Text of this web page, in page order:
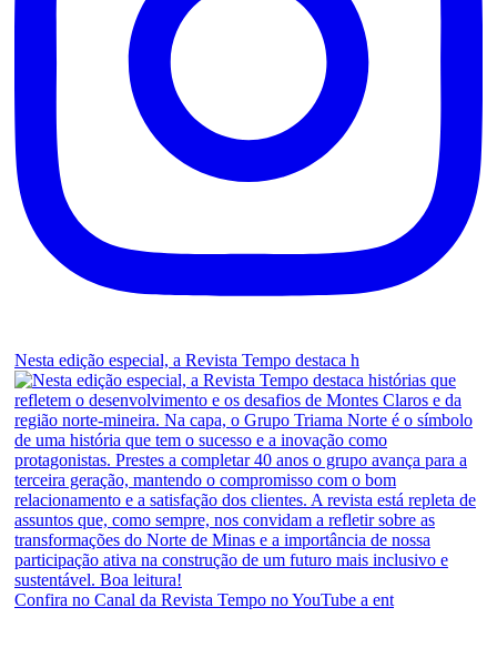
Nesta edição especial, a Revista Tempo destaca h
Confira no Canal da Revista Tempo no YouTube a ent